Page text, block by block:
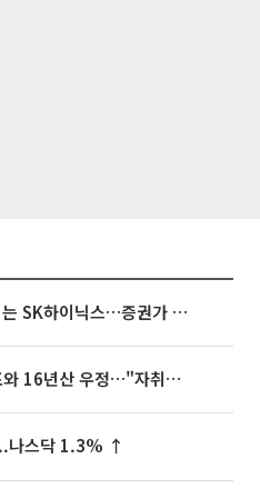
'불안과 기대 사이' 널뛰는 SK하이닉스…증권가 "HBM4·LTA 기반 펀터멘털 견고"
'나혼산' 류혜영, 고경표와 16년산 우정…"자취방서 부모님과 마주쳐"
나스닥 1.3% ↑